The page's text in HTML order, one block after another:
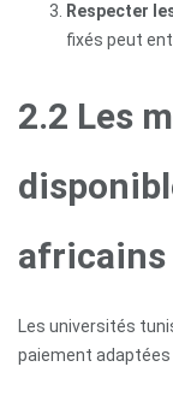
Respecter
fixés peut
2.2 Les
africains
Les universités
paiement